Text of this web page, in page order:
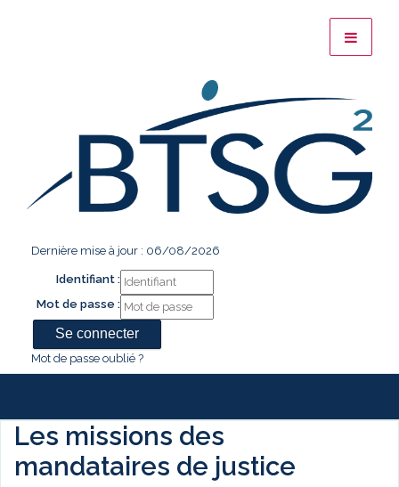
Dernière mise à jour : 06/08/2026
Identifiant :
Mot de passe :
Mot de passe oublié ?
Les missions des
mandataires de justice